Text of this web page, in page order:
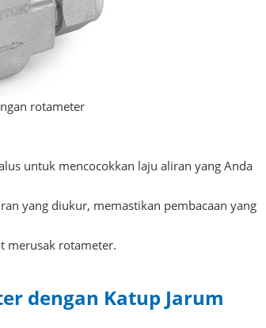
rotameter
untuk mencocokkan laju aliran yang Anda
yang diukur, memastikan pembacaan yang
merusak rotameter.
dengan Katup Jarum